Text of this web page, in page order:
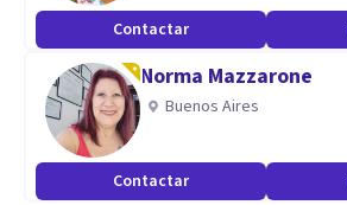
Contactar
Norma Mazzarone
Buenos Aires
Contactar